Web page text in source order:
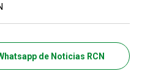
de Noticias RCN